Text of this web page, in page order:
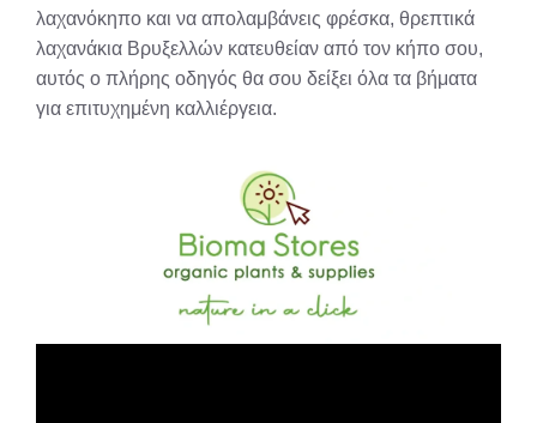
λαχανόκηπο και να απολαμβάνεις φρέσκα, θρεπτικά
λαχανάκια Βρυξελλών κατευθείαν από τον κήπο σου,
αυτός ο πλήρης οδηγός θα σου δείξει όλα τα βήματα
για επιτυχημένη καλλιέργεια.